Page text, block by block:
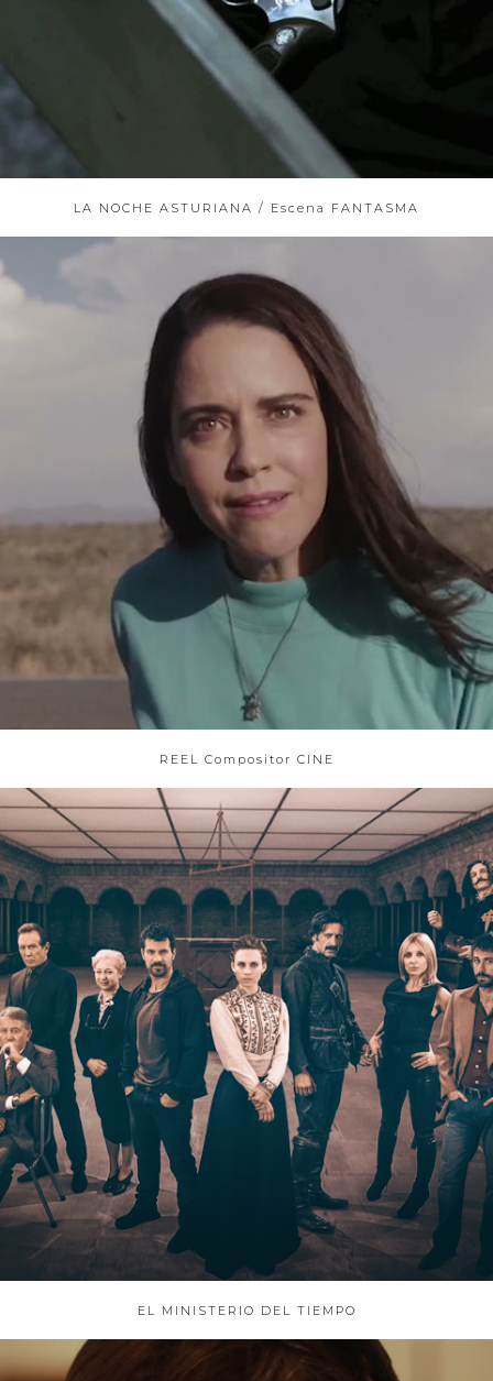
LA NOCHE ASTURIANA / Escena FANTASMA
REEL Compositor CINE
EL MINISTERIO DEL TIEMPO